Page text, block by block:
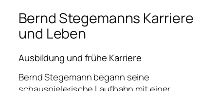
Bernd Stegemanns Karriere
und Leben
Ausbildung und frühe Karriere
Bernd Stegemann begann seine